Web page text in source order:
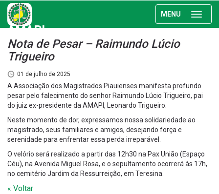
MENU
AMAPI
Nota de Pesar – Raimundo Lúcio
Trigueiro
01 de julho de 2025
A Associação dos Magistrados Piauienses manifesta profundo
pesar pelo falecimento do senhor Raimundo Lúcio Trigueiro, pai
do juiz ex-presidente da AMAPI, Leonardo Trigueiro.
Neste momento de dor, expressamos nossa solidariedade ao
magistrado, seus familiares e amigos, desejando força e
serenidade para enfrentar essa perda irreparável.
O velório será realizado a partir das 12h30 na Pax União (Espaço
Céu), na Avenida Miguel Rosa, e o sepultamento ocorrerá às 17h,
no cemitério Jardim da Ressurreição, em Teresina.
« Voltar